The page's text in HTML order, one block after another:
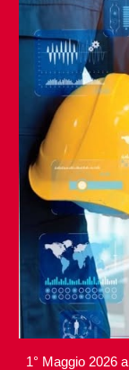
1° Maggio 2026